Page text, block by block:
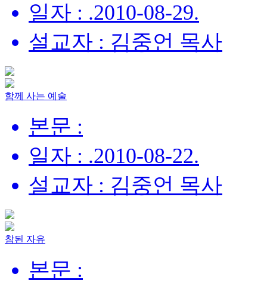
일자 : .2010-08-29.
설교자 : 김중언 목사
함께 사는 예술
본문 :
일자 : .2010-08-22.
설교자 : 김중언 목사
참된 자유
본문 :